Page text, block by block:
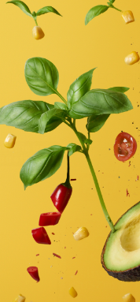
SAMEJ KATEGORII:
brak
na stanie